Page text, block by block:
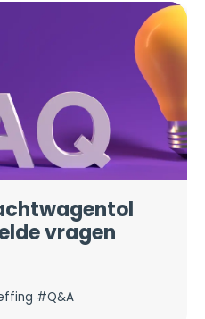
vragen
#Q&A